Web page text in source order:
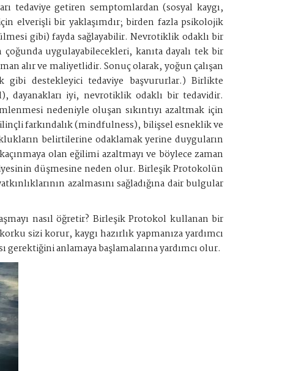
tedaviye getiren semptomlardan (sosyal kaygı,
elverişli bir yaklaşımdır; birden fazla psikolojik
gibi) fayda sağlayabilir. Nevrotiklik odaklı bir
uygulayabilecekleri, kanıta dayalı tek bir
alır ve maliyetlidir. Sonuç olarak, yoğun çalışan
gibi destekleyici tedaviye başvururlar.) Birlikte
dayanakları iyi, nevrotiklik odaklı bir tedavidir.
nedeniyle oluşan sıkıntıyı azaltmak için
farkındalık (mindfulness), bilişsel esneklik ve
belirtilerine odaklamak yerine duyguların
olan eğilimi azaltmayı ve böylece zaman
düşmesine neden olur. Birleşik Protokolün
azalmasını sağladığına dair bulgular
nasıl öğretir? Birleşik Protokol kullanan bir
sizi korur, kaygı hazırlık yapmanıza yardımcı
gerektiğini anlamaya başlamalarına yardımcı olur.